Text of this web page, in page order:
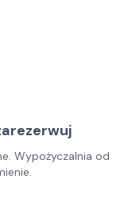
Wypożyczalnia od